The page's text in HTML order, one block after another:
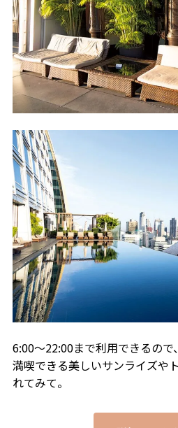
6:00～22:00まで利用できるの
満喫できる美しいサンライズや
れてみて。